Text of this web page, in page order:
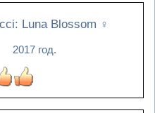
Luna Blossom ♀
2017 год.